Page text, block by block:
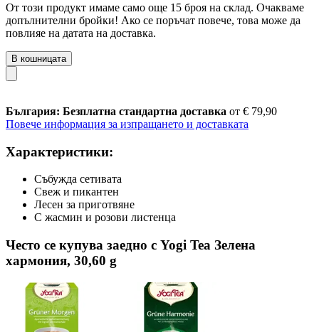
От този продукт имаме само още 15 броя на склад. Очакваме
допълнителни бройки! Ако се поръчат повече, това може да
повлияе на датата на доставка.
В кошницата
България: Безплатна стандартна доставка от € 79,90
Повече информация за изпращането и доставката
Характеристики:
Събужда сетивата
Свеж и пикантен
Лесен за приготвяне
С жасмин и розови листенца
Често се купува заедно с Yogi Tea Зелена
хармония, 30,60 g